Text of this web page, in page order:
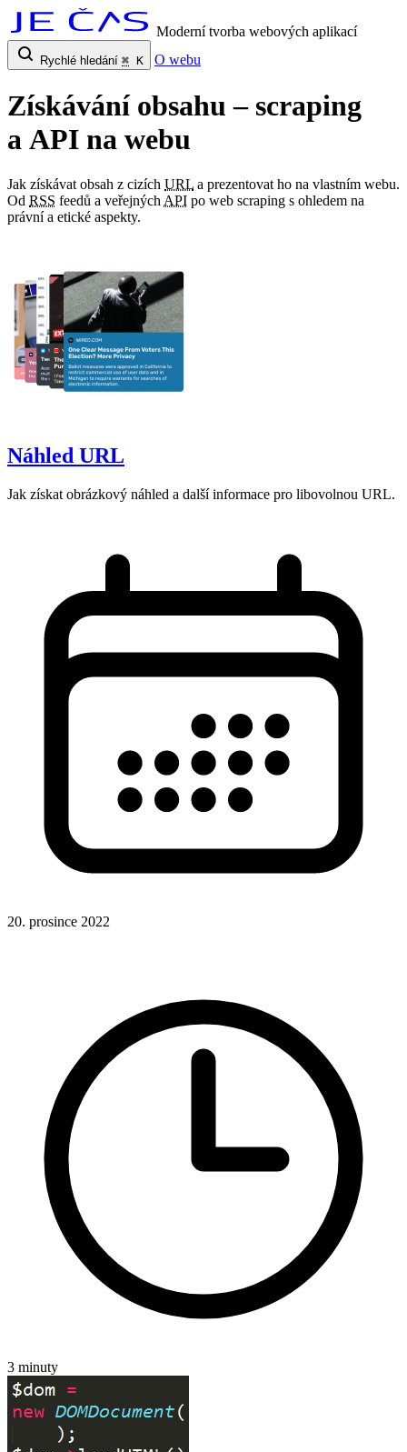
Moderní tvorba webových aplikací
Rychlé hledání ⌘ K O webu
Získávání obsahu – scraping
a API na webu
Jak získávat obsah z cizích URL a prezentovat ho na vlastním webu.
Od RSS feedů a veřejných API po web scraping s ohledem na
právní a etické aspekty.
Náhled URL
Jak získat obrázkový náhled a další informace pro libovolnou URL.
20. prosince 2022
3 minuty